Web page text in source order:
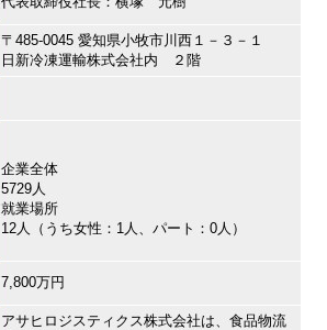
〒485-0045 愛知県小牧市川西１－３－１
日新冷凍運輸株式会社内 ２階
企業全体
5729人
就業場所
12人（うち女性：1人、パート：0人）
7,800万円
アサヒロジスティクス株式会社は、食品物流